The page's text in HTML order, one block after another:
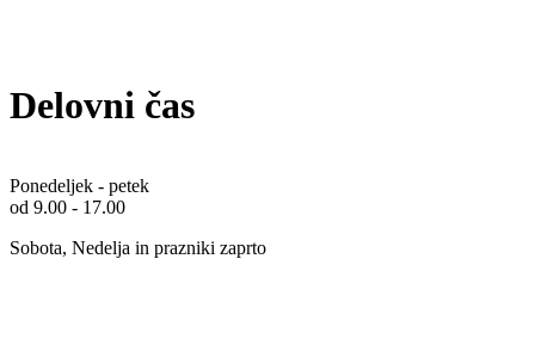
Delovni čas
Ponedeljek - petek
od 9.00 - 17.00
Sobota, Nedelja in prazniki zaprto